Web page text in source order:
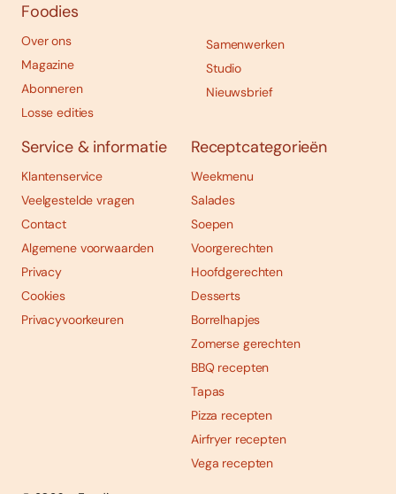
Foodies
Over ons
Magazine
Abonneren
Losse edities
Samenwerken
Studio
Nieuwsbrief
Service & informatie
Klantenservice
Veelgestelde vragen
Contact
Algemene voorwaarden
Privacy
Cookies
Privacyvoorkeuren
Receptcategorieën
Weekmenu
Salades
Soepen
Voorgerechten
Hoofdgerechten
Desserts
Borrelhapjes
Zomerse gerechten
BBQ recepten
Tapas
Pizza recepten
Airfryer recepten
Vega recepten